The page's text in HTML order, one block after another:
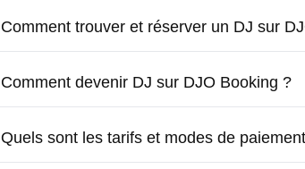
Comment trouver et réserver un DJ sur
Comment devenir DJ sur DJO Booking ?
Quels sont les tarifs et modes de